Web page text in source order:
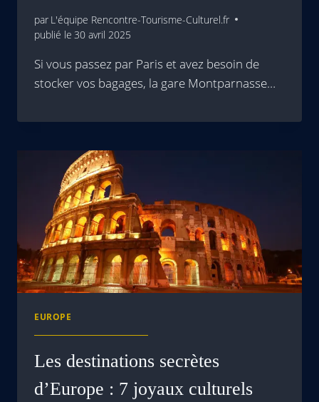
par L'équipe Rencontre-Tourisme-Culturel.fr
publié le 30 avril 2025
Si vous passez par Paris et avez besoin de
stocker vos bagages, la gare Montparnasse…
EUROPE
Les destinations secrètes
d’Europe : 7 joyaux culturels